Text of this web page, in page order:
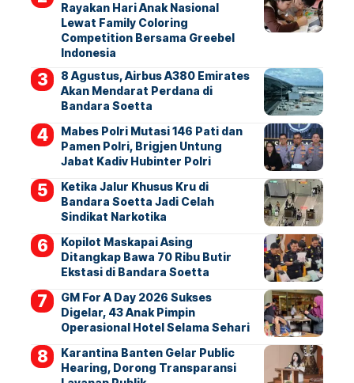
Rayakan Hari Anak Nasional
Lewat Family Coloring
Competition Bersama Greebel
Indonesia
8 Agustus, Airbus A380 Emirates
Akan Mendarat Perdana di
Bandara Soetta
Mabes Polri Mutasi 146 Pati dan
Pamen Polri, Brigjen Untung
Jabat Kadiv Hubinter Polri
Ketika Jalur Khusus Kru di
Bandara Soetta Jadi Celah
Sindikat Narkotika
Kopilot Maskapai Asing
Ditangkap Bawa 70 Ribu Butir
Ekstasi di Bandara Soetta
GM For A Day 2026 Sukses
Digelar, 43 Anak Pimpin
Operasional Hotel Selama Sehari
Karantina Banten Gelar Public
Hearing, Dorong Transparansi